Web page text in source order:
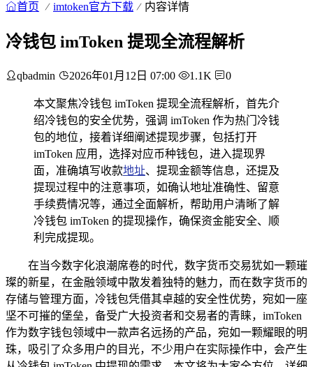
首页 imtoken官方下载 内容详情
冷钱包 imToken 提现全流程解析
qbadmin 2026年01月12日 07:00 1.1K 0
本文聚焦冷钱包 imToken 提现全流程解析，首先介
绍冷钱包的安全优势，强调 imToken 作为热门冷钱
包的地位，接着详细阐述提现步骤，包括打开
imToken 应用，选择对应币种钱包，进入提现界
面，准确填写收款地址、提现金额等信息，还提及
提现过程中的注意事项，如确认地址准确性、留意
手续费情况等，通过全面解析，帮助用户清晰了解
冷钱包 imToken 的提现操作，确保资金能安全、顺
利完成提现。
在当今数字化浪潮席卷的时代，数字货币交易犹如一颗璀
璨的新星，在金融领域中散发着独特的魅力，而在数字货币的
存储与管理方面，冷钱包凭借其卓越的安全性优势，宛如一座
坚不可摧的堡垒，备受广大投资者和交易者的青睐，imToken
作为数字钱包领域中一款声名远扬的产品，宛如一颗耀眼的明
珠，吸引了众多用户的目光，不少用户在实际操作中，会产生